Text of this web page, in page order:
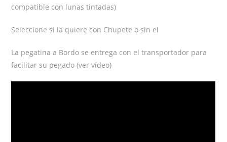
compatible con lunas tintadas)
Seleccione si la quiere con Chupete o sin el
La pegatina a Bordo se entrega con el transportador para
facilitar su pegado (ver vídeo)